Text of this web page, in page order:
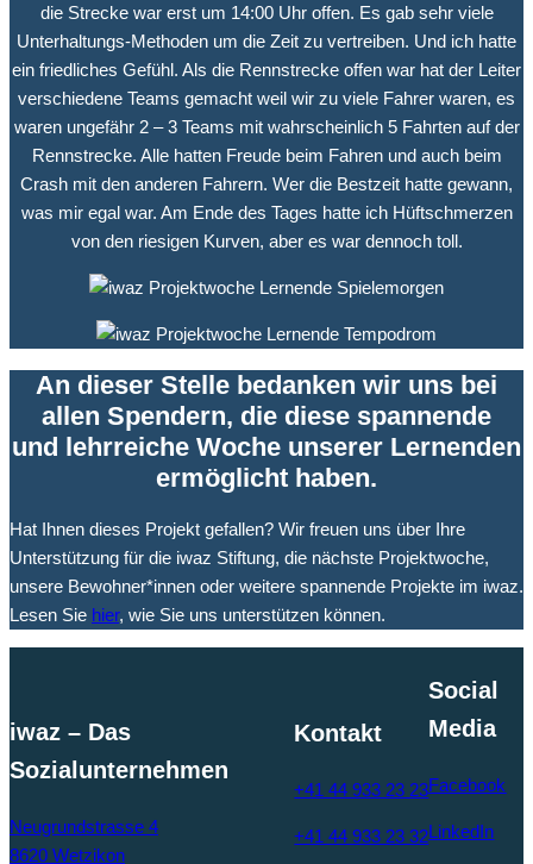
die Strecke war erst um 14:00 Uhr offen. Es gab sehr viele
Unterhaltungs-Methoden um die Zeit zu vertreiben. Und ich hatte
ein friedliches Gefühl. Als die Rennstrecke offen war hat der Leiter
verschiedene Teams gemacht weil wir zu viele Fahrer waren, es
waren ungefähr 2 – 3 Teams mit wahrscheinlich 5 Fahrten auf der
Rennstrecke. Alle hatten Freude beim Fahren und auch beim
Crash mit den anderen Fahrern. Wer die Bestzeit hatte gewann,
was mir egal war. Am Ende des Tages hatte ich Hüftschmerzen
von den riesigen Kurven, aber es war dennoch toll.
An dieser Stelle bedanken wir uns bei
allen Spendern, die diese spannende
und lehrreiche Woche unserer Lernenden
ermöglicht haben.
Hat Ihnen dieses Projekt gefallen? Wir freuen uns über Ihre
Unterstützung für die iwaz Stiftung, die nächste Projektwoche,
unsere Bewohner*innen oder weitere spannende Projekte im iwaz.
Lesen Sie hier, wie Sie uns unterstützen können.
iwaz – Das
Sozialunternehmen
Neugrundstrasse 4
8620 Wetzikon
Kontakt
+41 44 933 23 23
+41 44 933 23 32
Social
Media
Facebook
LinkedIn